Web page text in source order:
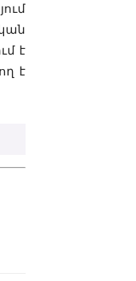
է
է